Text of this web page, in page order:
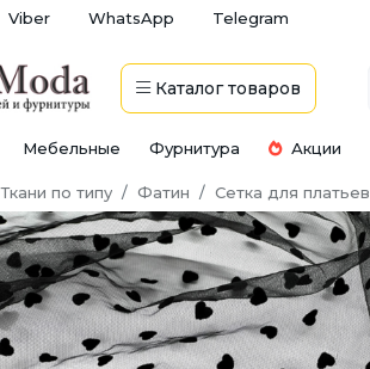
Viber WhatsApp Telegram
Каталог товаров
Мебельные Фурнитура Акции
Ткани по типу Фатин Сетка для платьев